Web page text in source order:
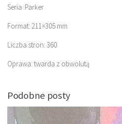
Seria :Parker
Format: 211×305 mm
Liczba stron: 360
Oprawa: twarda z obwolutą
Podobne posty